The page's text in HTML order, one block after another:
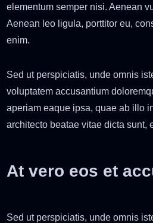
elementum semper nisi. Aenean
Aenean leo ligula, porttitor eu,
enim.
Sed ut perspiciatis, unde omnis
voluptatem accusantium
aperiam eaque ipsa, quae ab illo
architecto beatae vitae dicta sunt,
At vero eos et
Sed ut perspiciatis, unde omnis